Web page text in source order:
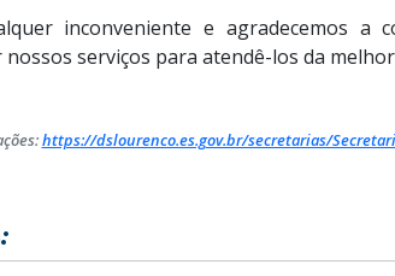
inconveniente e agradecemos a
serviços para atendê-los da
https://dslourenco.es.gov.br/secretarias/